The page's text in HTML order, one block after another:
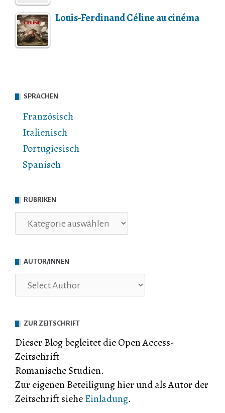
Louis-Ferdinand Céline au cinéma
SPRACHEN
Französisch
Italienisch
Portugiesisch
Spanisch
RUBRIKEN
Rubriken
AUTOR/INNEN
ZUR ZEITSCHRIFT
Dieser Blog begleitet die Open Access-
Zeitschrift
Romanische Studien.
Zur eigenen Beteiligung hier und als Autor der
Zeitschrift sieheEinladung.